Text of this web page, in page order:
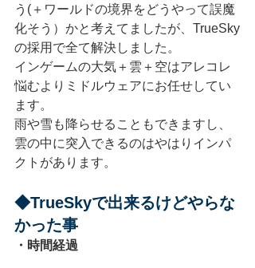
う(＋ワールドの境界をどうやって誤魔
化そう）かと考えてましたが、TrueSky
の採用で全て解決しました。
インゲームの大気＋雲＋空はアレコレ
悩むよりミドルウェアにお任せしてい
ます。
雨や雪も降らせることもできますし、
雲の中に突入できるのはやはりインパ
クトがあります。
◆TrueSkyで出来るけどやらな
かった事
・時間経過